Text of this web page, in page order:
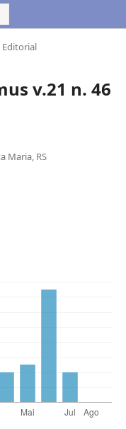
Editorial
v.21 n. 46
Maria, RS